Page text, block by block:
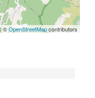
| ©OpenStreetMapcontributors